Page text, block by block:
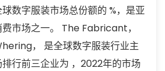
数字服装市场总份额的 %，是亚
市场之一。 The Fabricant，
， 是全球数字服装行业主
行前三企业为 ，2022年的市场